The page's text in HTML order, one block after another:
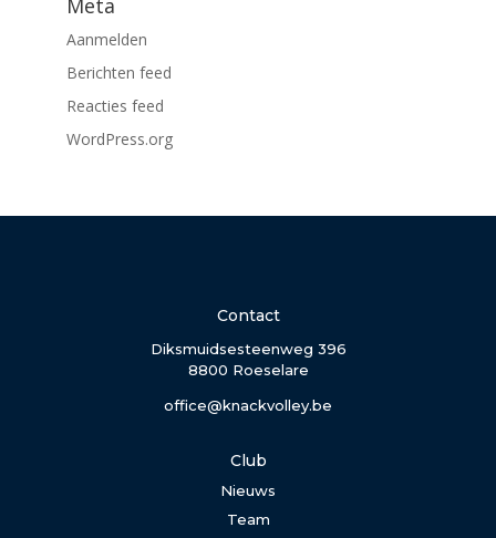
Meta
Aanmelden
Berichten feed
Reacties feed
WordPress.org
Contact
Diksmuidsesteenweg 396
8800 Roeselare
office@knackvolley.be
Club
Nieuws
Team